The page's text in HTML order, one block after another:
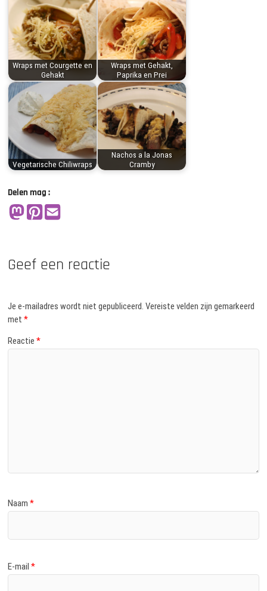
Wraps met Courgette en
Gehakt
Wraps met Gehakt,
Paprika en Prei
Vegetarische Chiliwraps
Nachos a la Jonas
Cramby
Delen mag :
Geef een reactie
Je e-mailadres wordt niet gepubliceerd. Vereiste velden zijn gemarkeerd
met*
Reactie*
Naam*
E-mail*